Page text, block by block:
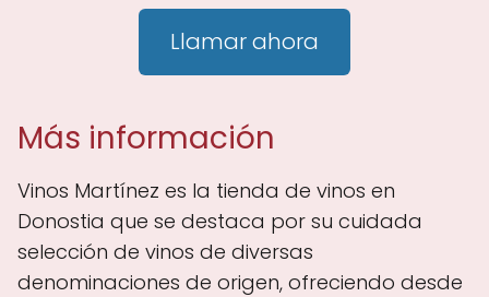
Llamar ahora
Más información
Vinos Martínez es la tienda de vinos en
Donostia que se destaca por su cuidada
selección de vinos de diversas
denominaciones de origen, ofreciendo desde